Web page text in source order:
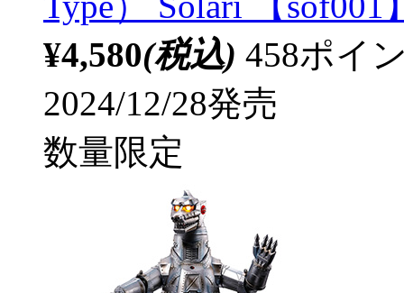
¥4,580(税込) 458ポイ
2024/12/28発売
数量限定